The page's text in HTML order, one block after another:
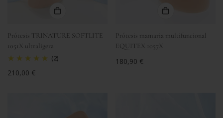
Prótesis TRINATURE SOFTLITE
1051X ultraligera
(2)
Precio
210,00 €
Prótesis mamaria multifuncional
EQUITEX 1057X
Precio
180,90 €